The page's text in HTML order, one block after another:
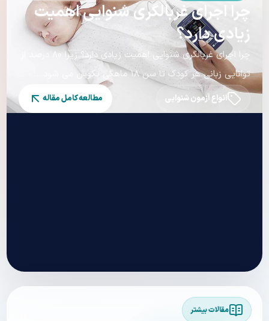
چرا اجرای غربالگری شنوایی اهمیت
زیادی دارد؟
توانایی زبانی هر کودک تا سن ۱۸ ماهگی تکوین می شود....
انواع آزمون شنوایی مطالعه کامل مقاله
مقالات بیشتر